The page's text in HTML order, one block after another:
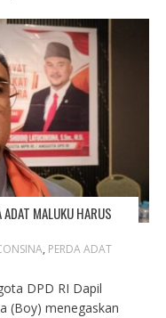
MALUKU HARUS
, PERDA ADAT
DPD RI Dapil
(Boy) menegaskan